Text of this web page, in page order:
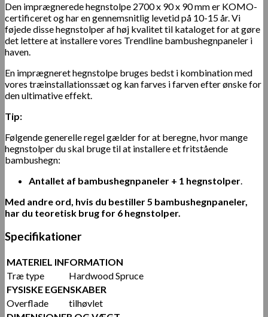
Den imprægnerede hegnstolpe 2700 x 90 x 90 mm er KOMO-
certificeret og har en gennemsnitlig levetid på 10-15 år. Vi
føjede disse hegnstolper af høj kvalitet til kataloget for at gøre
det lettere at installere vores Trendline bambushegnpaneler i
haven.
En imprægneret hegnstolpe bruges bedst i kombination med
vores træinstallationssæt og kan farves i farven efter ønske for
den ultimative effekt.
Tip:
Følgende generelle regel gælder for at beregne, hvor mange
hegnstolper du skal bruge til at installere et fritstående
bambushegn:
Antallet af bambushegnpaneler + 1 hegnstolper.
Med andre ord, hvis du bestiller 5 bambushegnpaneler,
har du teoretisk brug for 6 hegnstolper.
Specifikationer
MATERIEL INFORMATION
Træ type
Hardwood Spruce
FYSISKE EGENSKABER
Overflade
tilhøvlet